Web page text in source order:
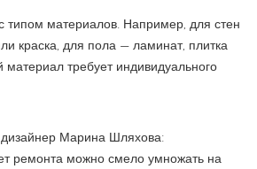
типом материалов. Например, для стен
краска, для пола — ламинат, плитка
требует индивидуального
Марина Шляхова:
ремонта можно смело умножать на